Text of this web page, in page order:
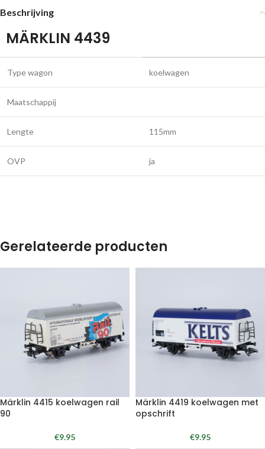
Beschrijving
MÄRKLIN 4439
Type wagon koelwagen
Maatschappij
Lengte 115mm
OVP ja
Gerelateerde producten
Märklin 4415 koelwagen rail
90
€9.95
Märklin 4419 koelwagen met
opschrift
€9.95